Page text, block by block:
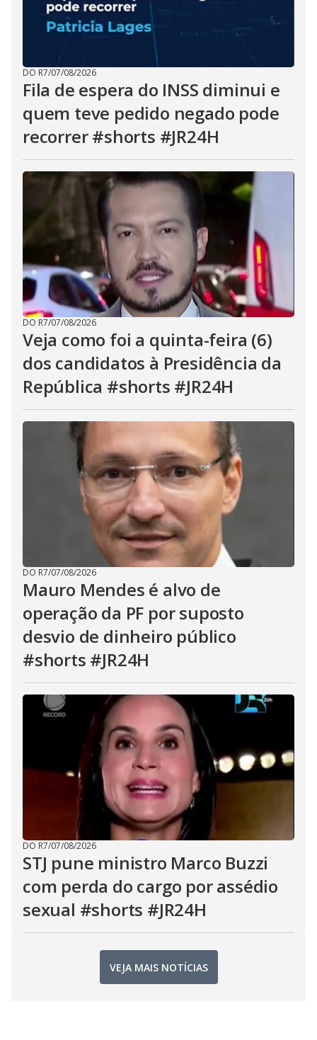
DO R7/07/08/2026
Fila de espera do INSS diminui e
quem teve pedido negado pode
recorrer #shorts #JR24H
DO R7/07/08/2026
Veja como foi a quinta-feira (6)
dos candidatos à Presidência da
República #shorts #JR24H
DO R7/07/08/2026
Mauro Mendes é alvo de
operação da PF por suposto
desvio de dinheiro público
#shorts #JR24H
DO R7/07/08/2026
STJ pune ministro Marco Buzzi
com perda do cargo por assédio
sexual #shorts #JR24H
VEJA MAIS NOTÍCIAS